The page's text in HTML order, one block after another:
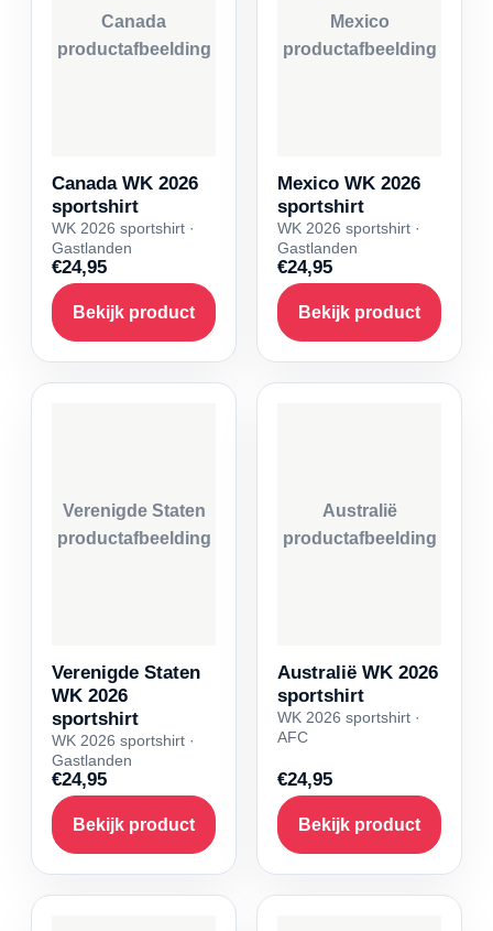
Canada
productafbeelding
Canada WK 2026
sportshirt
WK 2026 sportshirt ·
Gastlanden
€24,95
Bekijk product
Mexico
productafbeelding
Mexico WK 2026
sportshirt
WK 2026 sportshirt ·
Gastlanden
€24,95
Bekijk product
Verenigde Staten
productafbeelding
Verenigde Staten
WK 2026
sportshirt
WK 2026 sportshirt ·
Gastlanden
€24,95
Bekijk product
Australië
productafbeelding
Australië WK 2026
sportshirt
WK 2026 sportshirt ·
AFC
€24,95
Bekijk product